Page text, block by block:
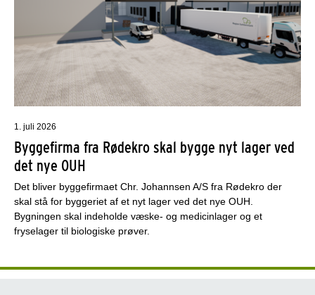
1. juli 2026
Byggefirma fra Rødekro skal bygge nyt lager ved
det nye OUH
Det bliver byggefirmaet Chr. Johannsen A/S fra Rødekro der
skal stå for byggeriet af et nyt lager ved det nye OUH.
Bygningen skal indeholde væske- og medicinlager og et
fryselager til biologiske prøver.